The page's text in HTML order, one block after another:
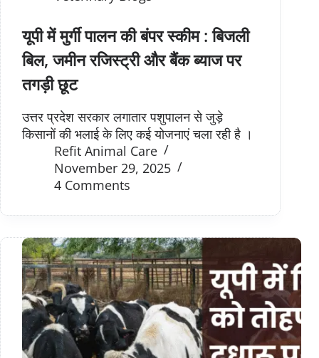
यूपी में मुर्गी पालन की बंपर स्कीम : बिजली
बिल, जमीन रजिस्ट्री और बैंक ब्याज पर
तगड़ी छूट
उत्तर प्रदेश सरकार लगातार पशुपालन से जुड़े
किसानों की भलाई के लिए कई योजनाएं चला रही है ।
Refit Animal Care
November 29, 2025
4 Comments